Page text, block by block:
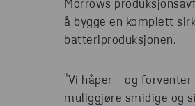
Morrows
å bygge en komplett
batteriproduksjonen.
"Vi håper - og
muliggjøre smidige og